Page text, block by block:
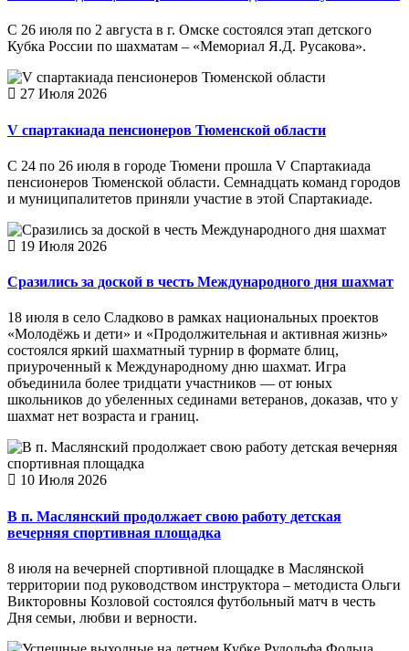
С 26 июля по 2 августа в г. Омске состоялся этап детского
Кубка России по шахматам – «Мемориал Я.Д. Русакова».
27 Июля 2026
V спартакиада пенсионеров Тюменской области
С 24 по 26 июля в городе Тюмени прошла V Спартакиада
пенсионеров Тюменской области. Семнадцать команд городов
и муниципалитетов приняли участие в этой Спартакиаде.
19 Июля 2026
Сразились за доской в честь Международного дня шахмат
18 июля в село Сладково в рамках национальных проектов
«Молодёжь и дети» и «Продолжительная и активная жизнь»
состоялся яркий шахматный турнир в формате блиц,
приуроченный к Международному дню шахмат. Игра
объединила более тридцати участников — от юных
школьников до убеленных сединами ветеранов, доказав, что у
шахмат нет возраста и границ.
10 Июля 2026
В п. Маслянский продолжает свою работу детская
вечерняя спортивная площадка
8 июля на вечерней спортивной площадке в Маслянской
территории под руководством инструктора – методиста Ольги
Викторовны Козловой состоялся футбольный матч в честь
Дня семьи, любви и верности.